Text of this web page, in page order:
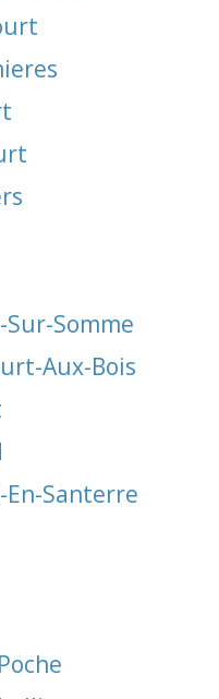
Somme
Aux-Bois
En-Santerre